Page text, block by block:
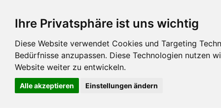
Ihre Privatsphäre ist uns wichtig
Diese Website verwendet Cookies und Targeting
Bedürfnisse anzupassen. Diese Technologien nutzen
Website weiter zu entwickeln.
Alle akzeptieren Einstellungen ändern
Standorte
Düsseldorf